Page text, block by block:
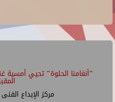
"أنغامنا الحلوة" تحيي أمسية
مركز الإبداع